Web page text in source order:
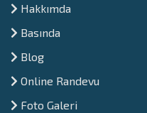
Hakkımda
Basında
Blog
Online Randevu
Foto Galeri